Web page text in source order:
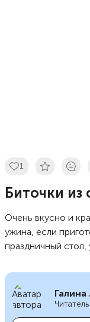
1
Биточки из
Очень вкусно и
ужина, если
праздничный стол,
Галина